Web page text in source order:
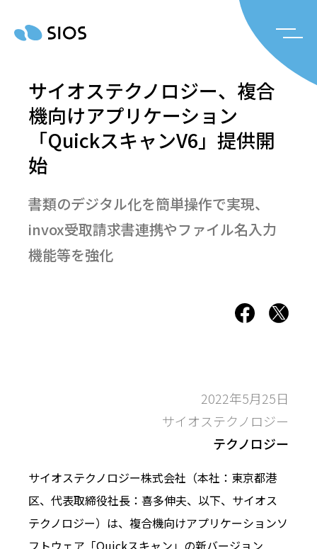
サイオステクノロジー、複合
機向けアプリケーション
「QuickスキャンV6」提供開
始
書類のデジタル化を簡単操作で実現、
invox受取請求書連携やファイル名入力
機能等を強化
2022年5月25日
サイオステクノロジー
テクノロジー
サイオステクノロジー株式会社（本社：東京都港
区、代表取締役社長：喜多伸夫、以下、サイオス
テクノロジー）は、複合機向けアプリケーションソ
フトウェア「Quickスキャン」の新バージョン